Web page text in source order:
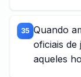
35 Quando
oficiais de
aqueles